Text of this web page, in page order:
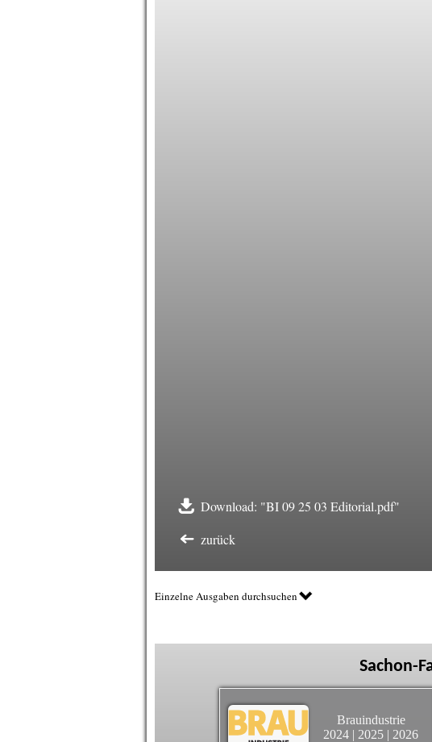
Download: "BI 09 25 03 Editorial.pdf"
zurück
Einzelne Ausgaben durchsuchen
Sachon-
Brauindustrie
2024 | 2025 | 2026